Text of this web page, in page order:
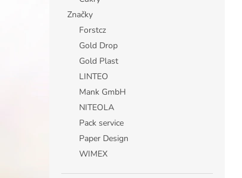
Značky
Forstcz
Gold Drop
Gold Plast
LINTEO
Mank GmbH
NITEOLA
Pack service
Paper Design
WIMEX